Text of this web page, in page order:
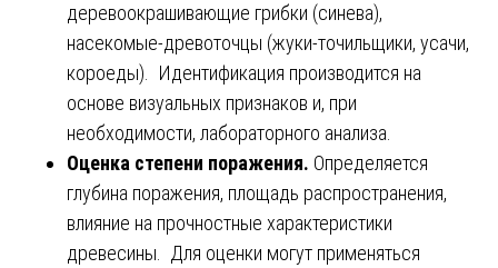
деревоокрашивающие грибки (синева),
насекомые-древоточцы (жуки-точильщики, усачи,
короеды). Идентификация производится на
основе визуальных признаков и, при
необходимости, лабораторного анализа.
Оценка степени поражения. Определяется
глубина поражения, площадь распространения,
влияние на прочностные характеристики
древесины. Для оценки могут применяться